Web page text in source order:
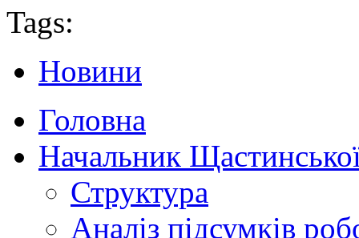
Tags:
Новини
Головна
Начальник
Структура
Аналіз підсумків